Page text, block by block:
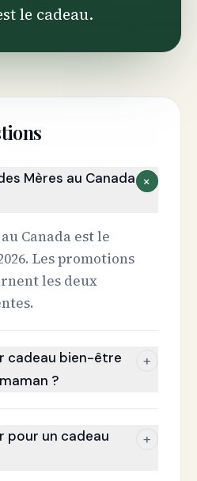
le cadeau.
Mères au Canada+
Canada est le
Les promotions
les deux
cadeau bien-être
?
+
pour un cadeau
+